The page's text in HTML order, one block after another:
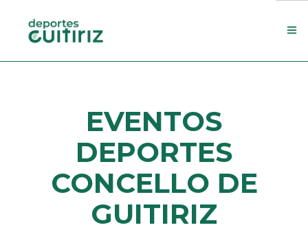
Search Site
EVENTOS
DEPORTES
CONCELLO DE
GUITIRIZ